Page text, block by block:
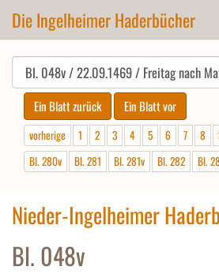
Die Ingelheimer Haderbücher
vorherige 1 2 3 4 5 6 7 8
Bl. 280v
Bl. 281 Bl. 281v Bl. 282 Bl.
Nieder-Ingelheimer
Bl. 048v